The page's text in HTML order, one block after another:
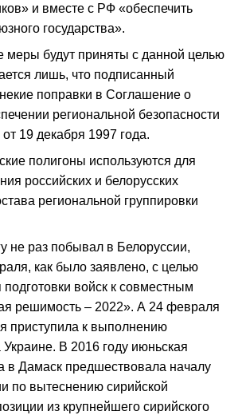
и вместе с РФ «обеспечить
государства».
меры будут приняты с данной целью
лишь, что подписанный
поправки в Соглашение о
региональной безопасности
19 декабря 1997 года.
полигоны используются для
российских и белорусских
региональной группировки
не раз побывал в Белоруссии,
как было заявлено, с целью
подготовки войск к совместным
решимость – 2022». А 24 февраля
приступила к выполнению
В 2016 году июньская
в Дамаск предшествовала началу
по вытеснению сирийской
из крупнейшего сирийского